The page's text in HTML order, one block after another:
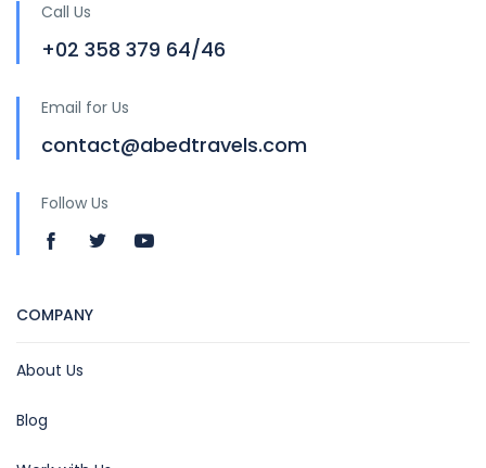
Call Us
+02 358 379 64/46
Email for Us
contact@abedtravels.com
Follow Us
COMPANY
About Us
Blog